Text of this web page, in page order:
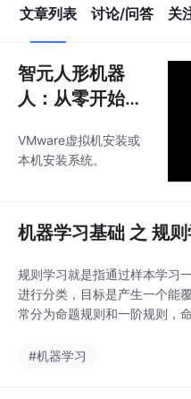
文章列表 讨论/问答 关
智元人形机器
人：从零开始完
VMware虚拟机安装或
本机安装系统。
机器学习基础 之 规则
规则学习就是指通过样本学习
进行分类，目标是产生一个能
常分为命题规则和一阶规则，
式，从描述来看命题规则属于
#机器学习